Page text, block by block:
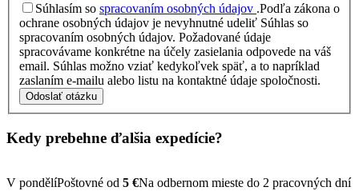
Súhlasím so spracovaním osobných údajov .Podľa zákona o
ochrane osobných údajov je nevyhnutné udeliť Súhlas so
spracovaním osobných údajov. Požadované údaje
spracovávame konkrétne na účely zasielania odpovede na váš
email. Súhlas možno vziať kedykoľvek späť, a to napríklad
zaslaním e-mailu alebo listu na kontaktné údaje spoločnosti.
Odoslať otázku
Kedy prebehne ďalšia expedície?
V pondělíPoštovné od 5 €Na odbernom mieste do 2 pracovných dní